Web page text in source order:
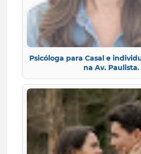
Psicóloga para Casal e
na Av. Paulista.